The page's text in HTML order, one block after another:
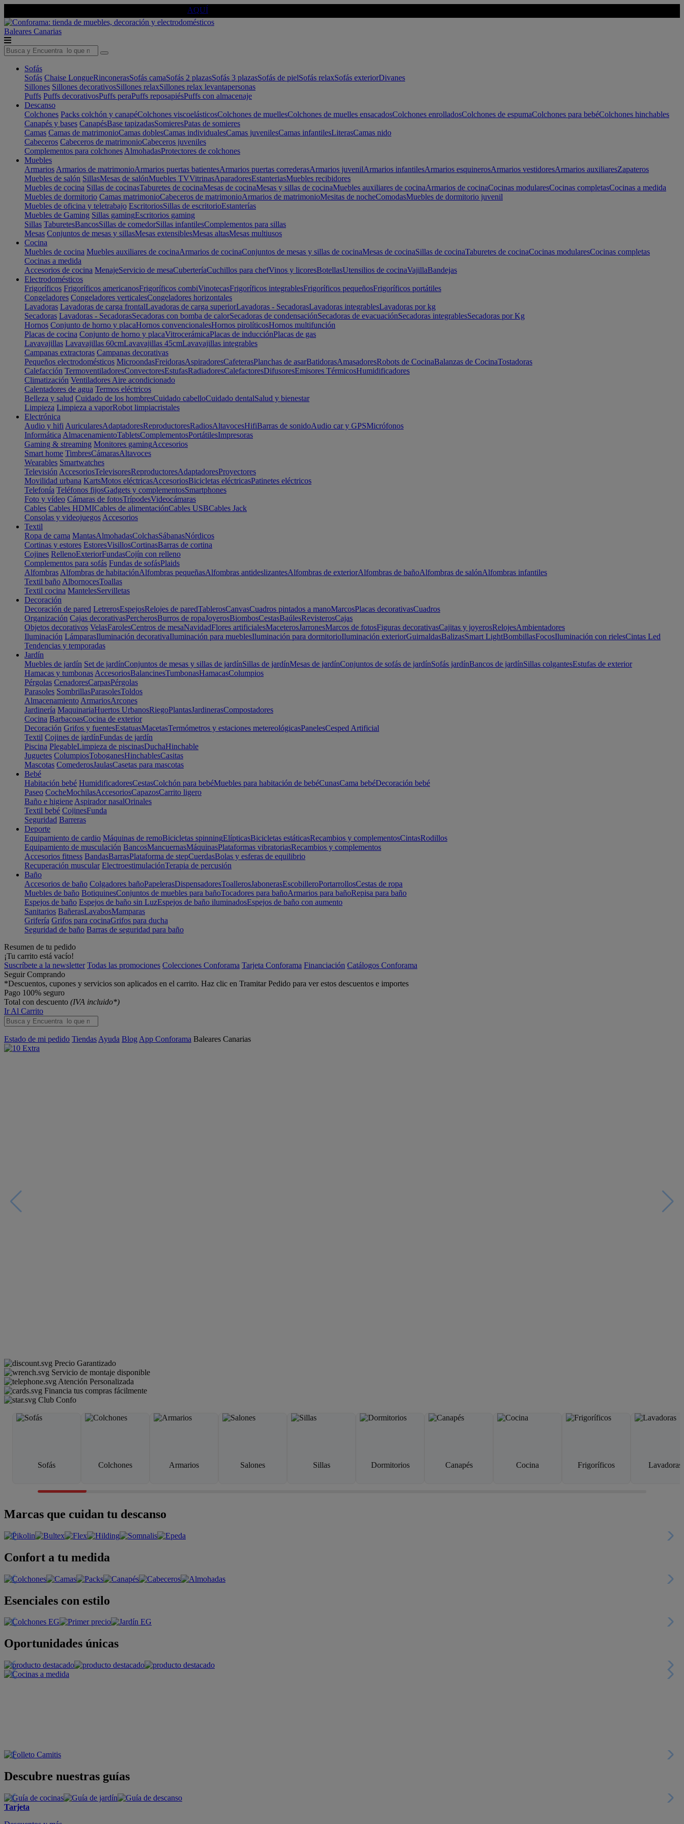
AQUÍ
Baleares Canarias
Sofás
Sofás Chaise LongueRinconerasSofás camaSofás 2 plazasSofás 3 plazasSofás de pielSofás relaxSofás exteriorDivanes
Sillones Sillones decorativosSillones relaxSillones relax levantapersonas
Puffs Puffs decorativosPuffs peraPuffs reposapiésPuffs con almacenaje
Descanso
Colchones Packs colchón y canapéColchones viscoelásticosColchones de muellesColchones de muelles ensacadosColchones enrolladosColchones de espumaColchones para bebéColchones hinchables
Canapés y bases CanapésBase tapizadasSomieresPatas de somieres
Camas Camas de matrimonioCamas doblesCamas individualesCamas juvenilesCamas infantilesLiterasCamas nido
Cabeceros Cabeceros de matrimonioCabeceros juveniles
Complementos para colchones AlmohadasProtectores de colchones
Muebles
Armarios Armarios de matrimonioArmarios puertas batientesArmarios puertas correderasArmarios juvenilArmarios infantilesArmarios esquinerosArmarios vestidoresArmarios auxiliaresZapateros
Muebles de salón SillasMesas de salónMuebles TVVitrinasAparadoresEstanteriasMuebles recibidores
Muebles de cocina Sillas de cocinasTaburetes de cocinaMesas de cocinaMesas y sillas de cocinaMuebles auxiliares de cocinaArmarios de cocinaCocinas modularesCocinas completasCocinas a medida
Muebles de dormitorio Camas matrimonioCabeceros de matrimonioArmarios de matrimonioMesitas de nocheComodasMuebles de dormitorio juvenil
Muebles de oficina y teletrabajo EscritoriosSillas de escritorioEstanterías
Muebles de Gaming Sillas gamingEscritorios gaming
Sillas TaburetesBancosSillas de comedorSillas infantilesComplementos para sillas
Mesas Conjuntos de mesas y sillasMesas extensiblesMesas altasMesas multiusos
Cocina
Muebles de cocina Muebles auxiliares de cocinaArmarios de cocinaConjuntos de mesas y sillas de cocinaMesas de cocinaSillas de cocinaTaburetes de cocinaCocinas modularesCocinas completas
Cocinas a medida
Accesorios de cocina MenajeServicio de mesaCuberteríaCuchillos para chefVinos y licoresBotellasUtensilios de cocinaVajillaBandejas
Electrodomésticos
Frigoríficos Frigoríficos americanosFrigoríficos combiVinotecasFrigoríficos integrablesFrigoríficos pequeñosFrigoríficos portátiles
Congeladores Congeladores verticalesCongeladores horizontales
Lavadoras Lavadoras de carga frontalLavadoras de carga superiorLavadoras - SecadorasLavadoras integrablesLavadoras por kg
Secadoras Lavadoras - SecadorasSecadoras con bomba de calorSecadoras de condensaciónSecadoras de evacuaciónSecadoras integrablesSecadoras por Kg
Hornos Conjunto de horno y placaHornos convencionalesHornos pirolíticosHornos multifunción
Placas de cocina Conjunto de horno y placaVitrocerámicaPlacas de inducciónPlacas de gas
Lavavajillas Lavavajillas 60cmLavavajillas 45cmLavavajillas integrables
Campanas extractoras Campanas decorativas
Pequeños electrodomésticos MicroondasFreidorasAspiradoresCafeterasPlanchas de asarBatidorasAmasadoresRobots de CocinaBalanzas de CocinaTostadoras
Calefacción TermoventiladoresConvectoresEstufasRadiadoresCalefactoresDifusoresEmisores TérmicosHumidificadores
Climatización Ventiladores Aire acondicionado
Calentadores de agua Termos eléctricos
Belleza y salud Cuidado de los hombresCuidado cabelloCuidado dentalSalud y bienestar
Limpieza Limpieza a vaporRobot limpiacristales
Electrónica
Audio y hifi AuricularesAdaptadoresReproductoresRadiosAltavocesHifiBarras de sonidoAudio car y GPSMicrófonos
Informática AlmacenamientoTabletsComplementosPortátilesImpresoras
Gaming & streaming Monitores gamingAccesorios
Smart home TimbresCámarasAltavoces
Wearables Smartwatches
Televisión AccesoriosTelevisoresReproductoresAdaptadoresProyectores
Movilidad urbana KartsMotos eléctricasAccesoriosBicicletas eléctricasPatinetes eléctricos
Telefonía Teléfonos fijosGadgets y complementosSmartphones
Foto y vídeo Cámaras de fotosTrípodesVideocámaras
Cables Cables HDMICables de alimentaciónCables USBCables Jack
Consolas y videojuegos Accesorios
Textil
Ropa de cama MantasAlmohadasColchasSábanasNórdicos
Cortinas y estores EstoresVisillosCortinasBarras de cortina
Cojines RellenoExteriorFundasCojín con relleno
Complementos para sofás Fundas de sofásPlaids
Alfombras Alfombras de habitaciónAlfombras pequeñasAlfombras antideslizantesAlfombras de exteriorAlfombras de bañoAlfombras de salónAlfombras infantiles
Textil baño AlbornocesToallas
Textil cocina MantelesServilletas
Decoración
Decoración de pared LetrerosEspejosRelojes de paredTablerosCanvasCuadros pintados a manoMarcosPlacas decorativasCuadros
Organización Cajas decorativasPercherosBurros de ropaJoyerosBiombosCestasBaúlesRevisterosCajas
Objetos decorativos VelasFarolesCentros de mesaNavidadFlores artificialesMaceterosJarronesMarcos de fotosFiguras decorativasCajitas y joyerosRelojesAmbientadores
Iluminación LámparasIluminación decorativaIluminación para mueblesIluminación para dormitorioIluminación exteriorGuirnaldasBalizasSmart LightBombillasFocosIluminación con rielesCintas Led
Tendencias y temporadas
Jardín
Muebles de jardín Set de jardínConjuntos de mesas y sillas de jardínSillas de jardínMesas de jardínConjuntos de sofás de jardínSofás jardínBancos de jardínSillas colgantesEstufas de exterior
Hamacas y tumbonas AccesoriosBalancinesTumbonasHamacasColumpios
Pérgolas CenadoresCarpasPérgolas
Parasoles SombrillasParasolesToldos
Almacenamiento ArmariosArcones
Jardinería MaquinariaHuertos UrbanosRiegoPlantasJardinerasCompostadores
Cocina BarbacoasCocina de exterior
Decoración Grifos y fuentesEstatuasMacetasTermómetros y estaciones metereológicasPanelesCesped Artificial
Textil Cojines de jardínFundas de jardín
Piscina PlegableLimpieza de piscinasDuchaHinchable
Juguetes ColumpiosToboganesHinchablesCasitas
Mascotas ComederosJaulasCasetas para mascotas
Bebé
Habitación bebé HumidificadoresCestasColchón para bebéMuebles para habitación de bebéCunasCama bebéDecoración bebé
Paseo CocheMochilasAccesoriosCapazosCarrito ligero
Baño e higiene Aspirador nasalOrinales
Textil bebé CojinesFunda
Seguridad Barreras
Deporte
Equipamiento de cardio Máquinas de remoBicicletas spinningElípticasBicicletas estáticasRecambios y complementosCintasRodillos
Equipamiento de musculación BancosMancuernasMáquinasPlataformas vibratoriasRecambios y complementos
Accesorios fitness BandasBarrasPlataforma de stepCuerdasBolas y esferas de equilibrio
Recuperación muscular ElectroestimulaciónTerapia de percusión
Baño
Accesorios de baño Colgadores bañoPapelerasDispensadoresToallerosJabonerasEscobilleroPortarrollosCestas de ropa
Muebles de baño BotiquinesConjuntos de muebles para bañoTocadores para bañoArmarios para bañoRepisa para baño
Espejos de baño Espejos de baño sin LuzEspejos de baño iluminadosEspejos de baño con aumento
Sanitarios BañerasLavabosMamparas
Grifería Grifos para cocinaGrifos para ducha
Seguridad de baño Barras de seguridad para baño
Resumen de tu pedido
¡Tu carrito está vacío!
Suscríbete a la newsletter Todas las promociones Colecciones Conforama Tarjeta Conforama Financiación Catálogos Conforama
Seguir Comprando
*Descuentos, cupones y servicios son aplicados en el carrito. Haz clic en Tramitar Pedido para ver estos descuentos e importes
Pago 100% seguro
Total con descuento (IVA incluido*)
Ir Al Carrito
Estado de mi pedido Tiendas Ayuda Blog App Conforama Baleares Canarias
Precio Garantizado
Servicio de montaje disponible
Atención Personalizada
Financia tus compras fácilmente
Club Confo
Sofás Colchones Armarios Salones Sillas Dormitorios Canapés Cocina Frigoríficos Lavadoras
Marcas que cuidan tu descanso
Confort a tu medida
Esenciales con estilo
Oportunidades únicas
Descubre nuestras guías
Tarjeta